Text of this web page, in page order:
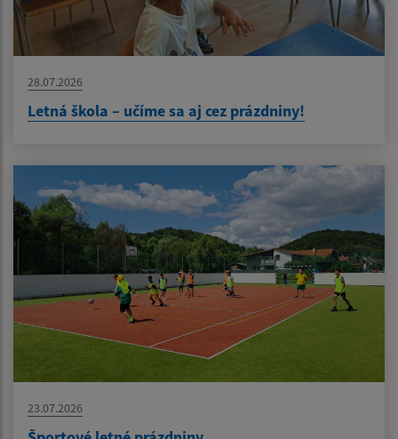
28.07.2026
Letná škola – učíme sa aj cez prázdniny!
23.07.2026